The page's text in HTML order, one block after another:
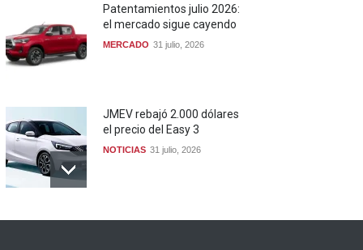
Patentamientos julio 2026:
el mercado sigue cayendo
MERCADO 31 julio, 2026
JMEV rebajó 2.000 dólares
el precio del Easy 3
NOTICIAS 31 julio, 2026